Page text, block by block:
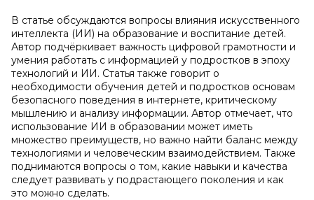
В статье обсуждаются вопросы влияния искусственного
интеллекта (ИИ) на образование и воспитание детей.
Автор подчёркивает важность цифровой грамотности и
умения работать с информацией у подростков в эпоху
технологий и ИИ. Статья также говорит о
необходимости обучения детей и подростков основам
безопасного поведения в интернете, критическому
мышлению и анализу информации. Автор отмечает, что
использование ИИ в образовании может иметь
множество преимуществ, но важно найти баланс между
технологиями и человеческим взаимодействием. Также
поднимаются вопросы о том, какие навыки и качества
следует развивать у подрастающего поколения и как
это можно сделать.